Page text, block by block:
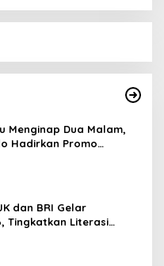
Menginap Dua Malam,
Hadirkan Promo
dan BRI Gelar
Tingkatkan Literasi